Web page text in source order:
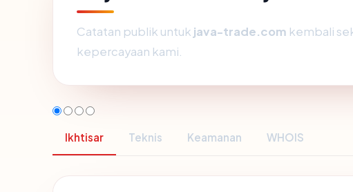
Catatan publik untuk java-trade.com kembali
kepercayaan kami.
Ikhtisar Teknis Keamanan WHOIS